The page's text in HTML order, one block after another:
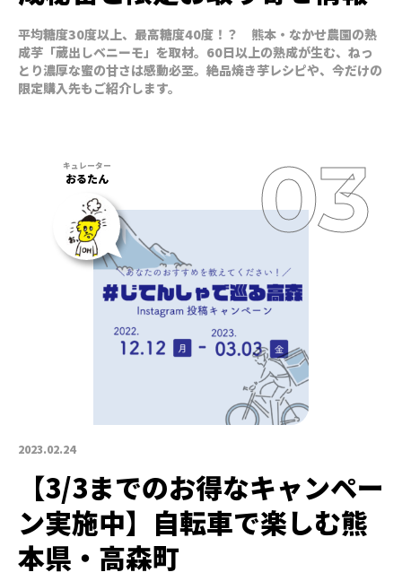
平均糖度30度以上、最高糖度40度！？ 熊本・なかせ農園の熟
成芋「蔵出しベニーモ」を取材。60日以上の熟成が生む、ねっ
とり濃厚な蜜の甘さは感動必至。絶品焼き芋レシピや、今だけの
限定購入先もご紹介します。
2023.02.24
おるたん
【3/3までのお得なキャンペー
ン実施中】自転車で楽しむ熊
本県・高森町